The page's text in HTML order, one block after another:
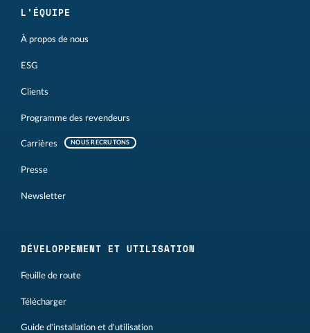
L'ÉQUIPE
À propos de nous
ESG
Clients
Programme des revendeurs
Carrières NOUS RECRUTONS
Presse
Newsletter
DÉVELOPPEMENT ET UTILISATION
Feuille de route
Télécharger
Guide d'installation et d'utilisation